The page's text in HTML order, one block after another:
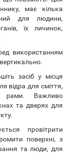
має кілька
для людини,
їх личинок,
використанням
засіб у місця
відра для сміття,
рами. Важливо
та дверях для
провітрити
поверхні, з
та люди, для